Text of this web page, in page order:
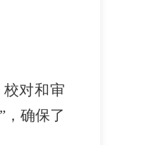
对和审
” ， 确保了